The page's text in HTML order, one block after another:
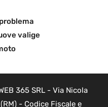
valige
365 SRL - Via Nicola
- Codice Fiscale e